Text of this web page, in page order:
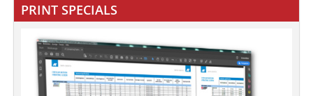
PRINT SPECIALS